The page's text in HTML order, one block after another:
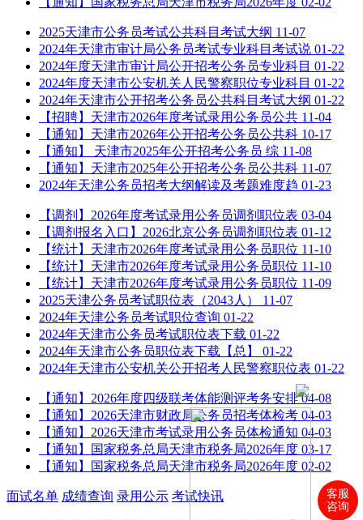
客服
咨询
2025天津市公务员考试公共科目考试大纲 11-07
2024年天津市审计局公务员考试专业科目考试说 01-22
2024年度天津市审计局公开招考公务员专业科目 01-22
2024年度天津市公安机关人民警察职位专业科目 01-22
2024年天津市公开招考公务员公共科目考试大纲 01-22
【招聘】天津市2026年度考试录用公务员公共 11-04
【通知】天津市2026年公开招考公务员公共科 10-17
【通知】 天津市2025年公开招考公务员 综 11-08
【通知】天津市2025年公开招考公务员公共科 11-07
2024年天津公务员招考大纲解读及考题难度趋 01-23
【调剂】2026年度考试录用公务员调剂职位表 03-04
【调剂报名入口】2026北京公务员调剂职位表 01-12
【统计】天津市2026年度考试录用公务员职位 11-10
【统计】天津市2026年度考试录用公务员职位 11-10
【统计】天津市2026年度考试录用公务员职位 11-09
2025天津公务员考试职位表（2043人） 11-07
2024年天津公务员考试职位查询 01-22
2024年天津市公务员考试职位表下载 01-22
2024年天津市公务员职位表下载【总】 01-22
2024年天津市公安机关公开招考人民警察职位表 01-22
【通知】2026年度四级联考体能测评考务安排04-08
【通知】2026天津市财政局公务员招考体检考 04-03
【通知】2026天津市考试录用公务员体检通知 04-03
【通知】国家税务总局天津市税务局2026年度 03-17
【通知】国家税务总局天津市税务局2026年度 02-02
面试名单 成绩查询 录用公示 考试快讯